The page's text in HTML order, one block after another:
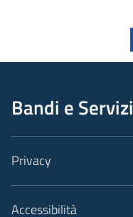
Bandi e Servizi
Privacy
Accessibilità